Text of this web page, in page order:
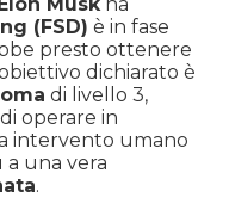
(FSD) è in fase
presto ottenere
dichiarato è
di livello 3,
di operare in
intervento umano
a una vera
.